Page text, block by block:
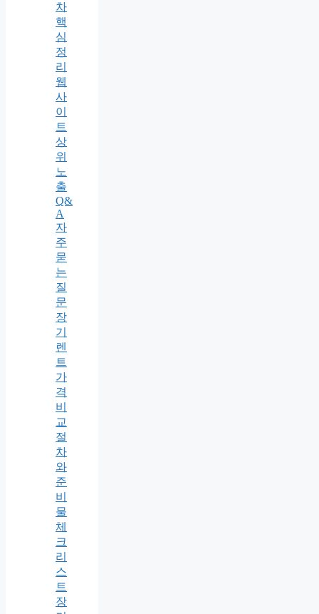
차
핵
심
정
리
웹
사
이
트
상
위
노
출
Q&
A
자
주
묻
는
질
문
장
기
렌
트
가
격
비
교
절
차
와
준
비
물
체
크
리
스
트
장